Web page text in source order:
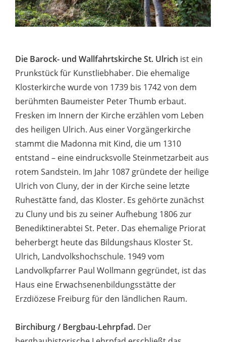
Die Barock- und Wallfahrtskirche St. Ulrich ist ein
Prunkstück für Kunstliebhaber. Die ehemalige
Klosterkirche wurde von 1739 bis 1742 von dem
berühmten Baumeister Peter Thumb erbaut.
Fresken im Innern der Kirche erzählen vom Leben
des heiligen Ulrich. Aus einer Vorgängerkirche
stammt die Madonna mit Kind, die um 1310
entstand – eine eindrucksvolle Steinmetzarbeit aus
rotem Sandstein. Im Jahr 1087 gründete der heilige
Ulrich von Cluny, der in der Kirche seine letzte
Ruhestätte fand, das Kloster. Es gehörte zunächst
zu Cluny und bis zu seiner Aufhebung 1806 zur
Benediktinerabtei St. Peter. Das ehemalige Priorat
beherbergt heute das Bildungshaus Kloster St.
Ulrich, Landvolkshochschule. 1949 vom
Landvolkpfarrer Paul Wollmann gegründet, ist das
Haus eine Erwachsenenbildungsstätte der
Erzdiözese Freiburg für den ländlichen Raum.
Birchiburg / Bergbau-Lehrpfad. Der